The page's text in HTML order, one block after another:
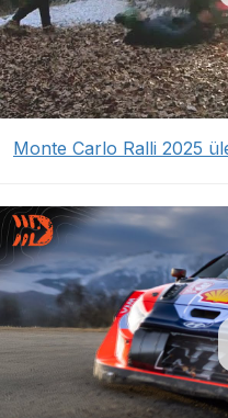
Monte Carlo Ralli 2025